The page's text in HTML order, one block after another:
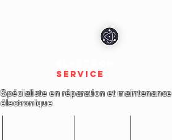
service
Spécialiste en réparation et maintenance
électronique